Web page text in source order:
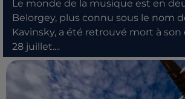
Le monde de la musique est en
Belorgey, plus connu sous le nom
Kavinsky, a été retrouvé mort à
28 juillet....